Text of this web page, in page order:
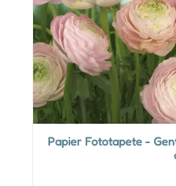
Papier Fototapete -